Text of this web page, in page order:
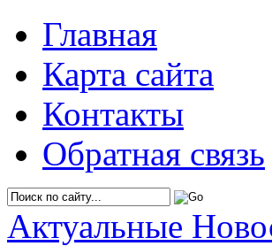
Главная
Карта сайта
Контакты
Обратная связь
Актуальные